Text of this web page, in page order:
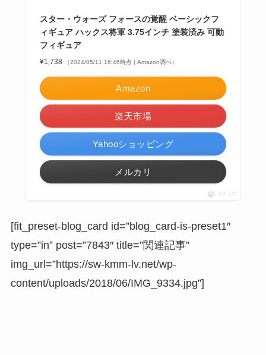
スター・ウォーズ フォースの覚醒 ベーシックフ
ィギュア ハックス将軍 3.75インチ 塗装済み 可動
フィギュア
¥1,738 （2024/05/11 16:46時点 | Amazon調べ）
Amazon
楽天市場
Yahooショッピング
メルカリ
ポチップ
[fit_preset-blog_card id=”blog_card-is-preset1″
type=”in” post=”7843″ title=”関連記事”
img_url=”https://sw-kmm-lv.net/wp-
content/uploads/2018/06/IMG_9334.jpg”]